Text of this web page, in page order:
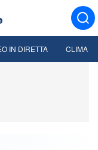
IN DIRETTA CLIMA